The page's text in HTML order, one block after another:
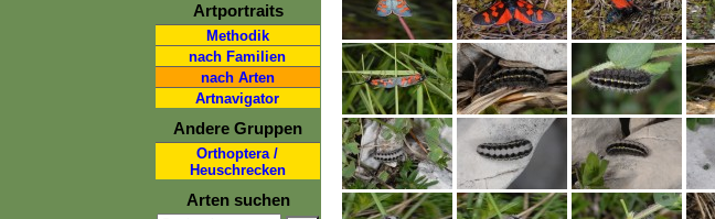
Artportraits
Methodik
nach Familien
nach Arten
Artnavigator
Andere Gruppen
Orthoptera /
Heuschrecken
Arten suchen